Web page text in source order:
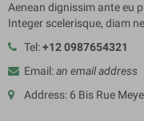
Aenean dignissim ante eu
Integer scelerisque, diam
Tel:+12 0987654321
Email:an email address
Address: 6 Bis Rue